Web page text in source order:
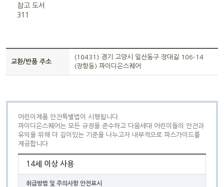
참고 도서
311
교환/반품 주소
(10431) 경기 고양시 일산동구 장대길 106-14
(장항동) 파이디온스퀘어
어린이제품 안전특별법이 시행됩니다.
파이디온스퀘어는 모든 규정을 준수하고 다음세대 어린이들의 안전과
유익을 위해 더 깊이있는 기준을 나누고자 내부적으로 파스가이드를
제공합니다
14세 이상 사용
취급방법 및 주의사항 안전표시